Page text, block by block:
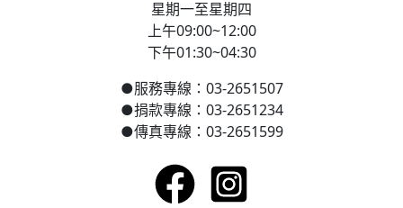
星期一至星期四
上午09:00~12:00
下午01:30~04:30
●服務專線：03-2651507
●捐款專線：03-2651234
●傳真專線：03-2651599